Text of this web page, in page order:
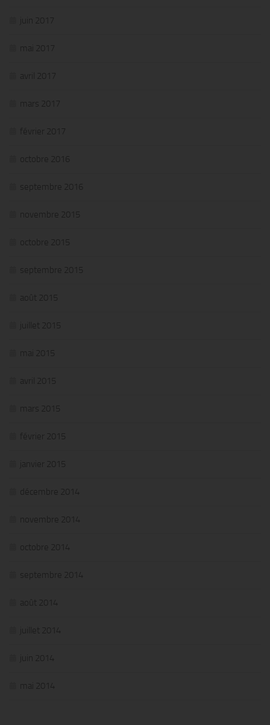
juin 2017
mai 2017
avril 2017
mars 2017
février 2017
octobre 2016
septembre 2016
novembre 2015
octobre 2015
septembre 2015
août 2015
juillet 2015
mai 2015
avril 2015
mars 2015
février 2015
janvier 2015
décembre 2014
novembre 2014
octobre 2014
septembre 2014
août 2014
juillet 2014
juin 2014
mai 2014